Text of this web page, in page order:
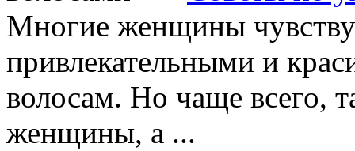
Многие женщины
привлекательными и
волосам. Но чаще всего,
женщины, а ...